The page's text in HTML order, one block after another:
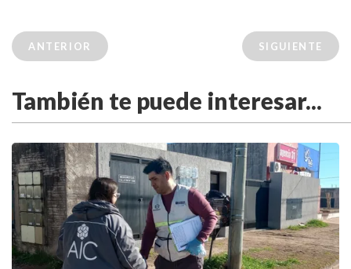
ANTERIOR SIGUIENTE
También te puede interesar...